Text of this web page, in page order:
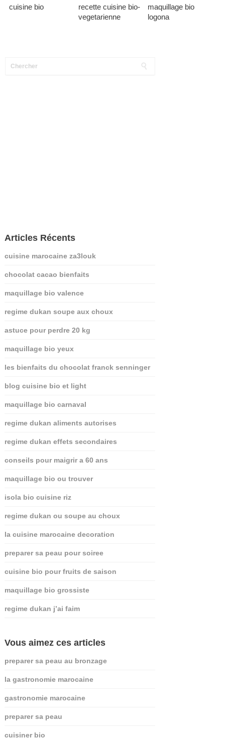
cuisine bio
recette cuisine bio-
vegetarienne
maquillage bio
logona
Articles Récents
cuisine marocaine za3louk
chocolat cacao bienfaits
maquillage bio valence
regime dukan soupe aux choux
astuce pour perdre 20 kg
maquillage bio yeux
les bienfaits du chocolat franck senninger
blog cuisine bio et light
maquillage bio carnaval
regime dukan aliments autorises
regime dukan effets secondaires
conseils pour maigrir a 60 ans
maquillage bio ou trouver
isola bio cuisine riz
regime dukan ou soupe au choux
la cuisine marocaine decoration
preparer sa peau pour soiree
cuisine bio pour fruits de saison
maquillage bio grossiste
regime dukan j’ai faim
Vous aimez ces articles
preparer sa peau au bronzage
la gastronomie marocaine
gastronomie marocaine
preparer sa peau
cuisiner bio